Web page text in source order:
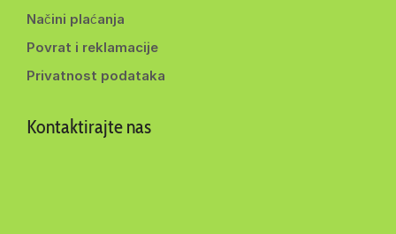
Načini plaćanja
Povrat i reklamacije
Privatnost podataka
Kontaktirajte nas